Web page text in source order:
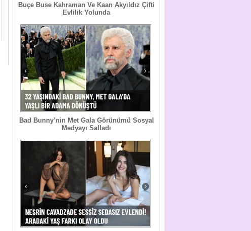
Buçe Buse Kahraman Ve Kaan Akyıldız Çifti
Evlilik Yolunda
Bad Bunny’nin Met Gala Görünümü Sosyal
Medyayı Salladı